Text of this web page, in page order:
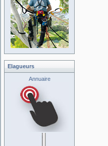
Elagueurs
Annuaire